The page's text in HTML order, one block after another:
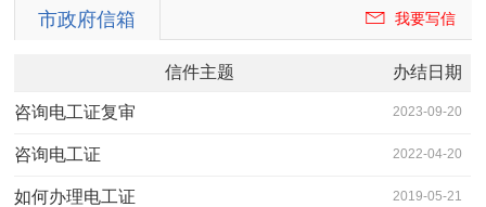
我要写信
市政府信箱
信件主题 办结日期
咨询电工证复审 2023-09-20
咨询电工证 2022-04-20
如何办理电工证 2019-05-21